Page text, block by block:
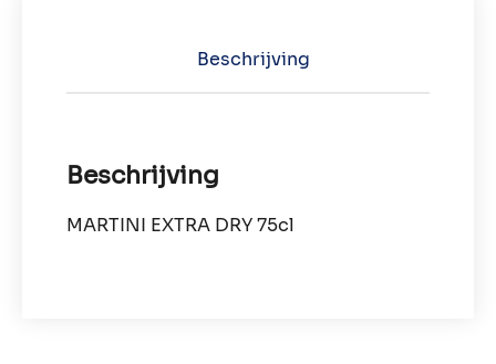
Beschrijving
Beschrijving
MARTINI EXTRA DRY 75cl